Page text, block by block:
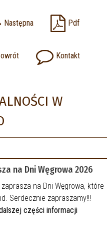
Następna Pdf
Kontakt
W
na Dni Węgrowa 2026
na Dni Węgrowa, które
Serdecznie zapraszamy!!!
części informacji